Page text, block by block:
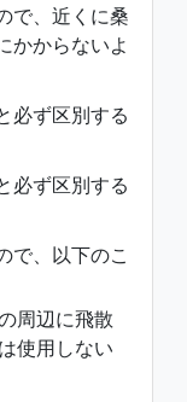
で、近くに桑
かからないよ
必ず区別する
必ず区別する
で、以下のこ
周辺に飛散
使用しない